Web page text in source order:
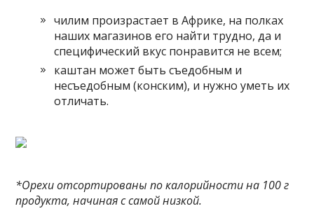
чилим произрастает в Африке, на полках
наших магазинов его найти трудно, да и
специфический вкус понравится не всем;
каштан может быть съедобным и
несъедобным (конским), и нужно уметь их
отличать.
*Орехи отсортированы по калорийности на 100 г
продукта, начиная с самой низкой.